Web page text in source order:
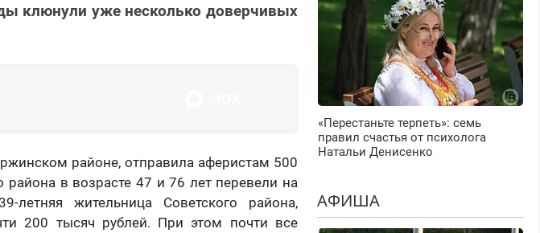
клюнули уже несколько доверчивых
районе, отправила аферистам 500
в возрасте 47 и 76 лет перевели на
жительница Советского района,
200 тысяч рублей. При этом почти все
«Перестаньте терпеть»: семь
правил счастья от психолога
Натальи Денисенко
АФИША